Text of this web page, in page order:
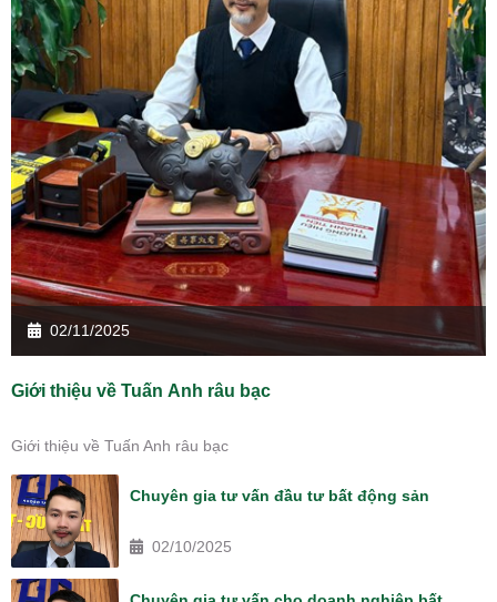
02/11/2025
Giới thiệu về Tuấn Anh râu bạc
Giới thiệu về Tuấn Anh râu bạc
Chuyên gia tư vấn đầu tư bất động sản
02/10/2025